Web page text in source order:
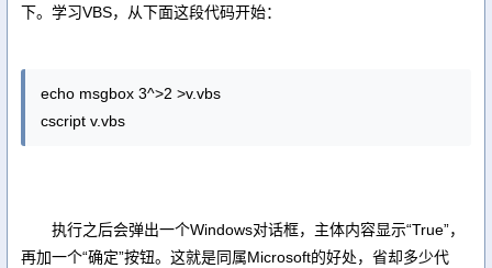
下。学习VBS，从下面这段代码开始：
echo msgbox 3^>2 >v.vbs
cscript v.vbs
执行之后会弹出一个Windows对话框，主体内容显示“True”，
再加一个“确定”按钮。这就是同属Microsoft的好处，省却多少代